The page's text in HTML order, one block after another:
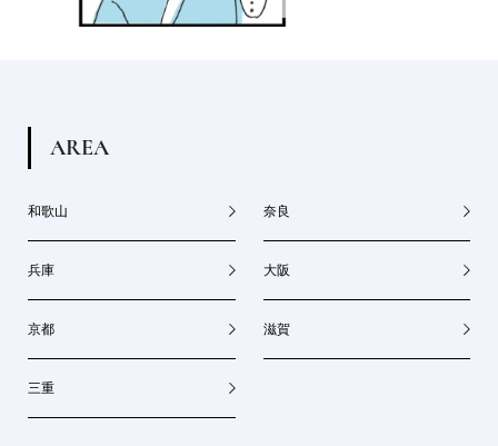
AREA
和歌山 奈良
兵庫 大阪
京都 滋賀
三重